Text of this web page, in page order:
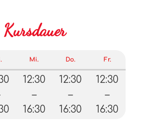
Kursdauer
Mi. Do. Fr.
12:30
–
16:30
12:30
–
16:30
12:30
–
16:30